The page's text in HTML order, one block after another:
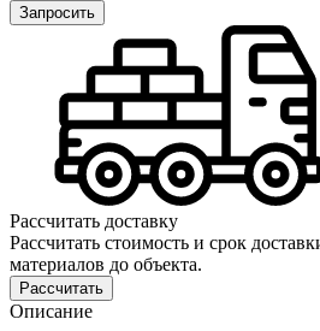
Запросить
Рассчитать доставку
Рассчитать стоимость и срок
материалов до объекта.
Рассчитать
Описание